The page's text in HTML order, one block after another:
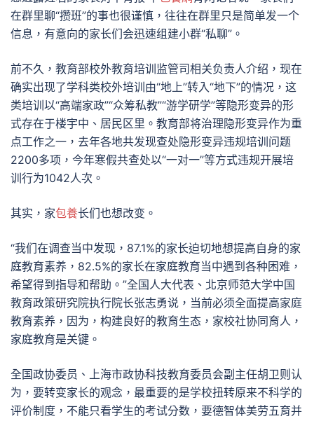
在群里聊“攒班”的事也很谨慎，往往在群里只是简单发一个
信息，有意向的家长们会迅速组建小群“私聊”。
前不久，教育部校外教育培训监管司相关负责人介绍，现在
确实出现了学科类校外培训由“地上”转入“地下”的情况，这
类培训以“高端家政”“众筹私教”“游学研学”等隐形变异的形
式存在于楼宇中、居民区里。教育部将治理隐形变异作为重
点工作之一，去年各地共发现查处隐形变异违规培训问题
2200多项，今年寒假共查处以“一对一”等方式违规开展培
训行为1042人次。
其实，家包養长们也想改变。
“我们在调查当中发现，87.1%的家长迫切地想提高自身的家
庭教育素养，82.5%的家长在家庭教育当中遇到各种困难，
希望得到指导和帮助。”全国人大代表、北京师范大学中国
教育政策研究院执行院长张志勇说，当前必须全面提高家庭
教育素养，因为，构建良好的教育生态，家校社协同育人，
家庭教育是关键。
全国政协委员、上海市政协科技教育委员会副主任胡卫则认
为，要转变家长的观念，最重要的是学校扭转原来不科学的
评价制度，不能只看学生的考试分数，要德智体美劳五育并